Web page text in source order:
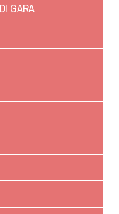
GARA
moduli
Ufficiali